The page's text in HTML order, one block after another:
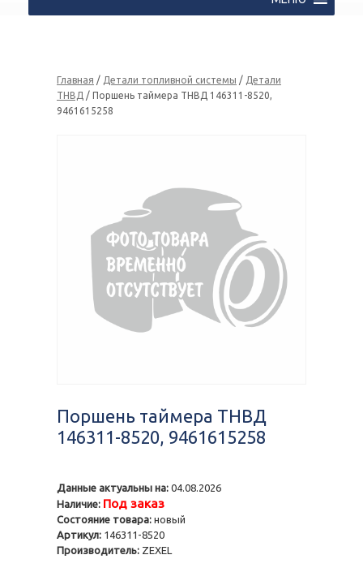
Главная / Детали топливной системы / Детали
ТНВД / Поршень таймера ТНВД 146311-8520,
9461615258
Поршень таймера ТНВД
146311-8520, 9461615258
Данные актуальны на: 04.08.2026
Наличие: Под заказ
Состояние товара: новый
Артикул: 146311-8520
Производитель: ZEXEL